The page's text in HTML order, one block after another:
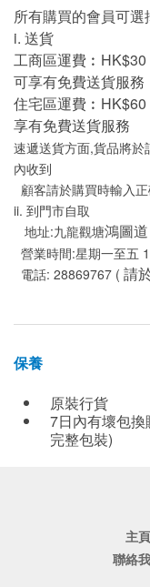
所有購買的會員可選
i. 送貨
工商區運費
可享有免費送貨服務
住宅區運費
享有免費送貨服務
速遞送貨方面,貨品將
內收到
顧客請於購買時輸入
ii. 到門市自取
地址:九龍觀塘鴻圖
營業時間:星期一至五
電話: 28869767 ( 請
保養
原裝行貨
7日內有壞包
完整包裝)
主頁
聯絡